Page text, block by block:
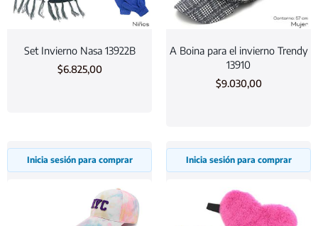
Set Invierno Nasa 13922B
$6.825,00
A Boina para el invierno Trendy
13910
$9.030,00
Inicia sesión para comprar Inicia sesión para comprar